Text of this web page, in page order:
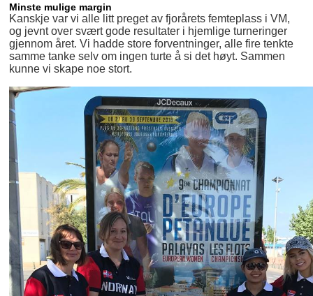
Minste mulige margin
Kanskje var vi alle litt preget av fjorårets femteplass i VM,
og jevnt over svært gode resultater i hjemlige turneringer
gjennom året. Vi hadde store forventninger, alle fire tenkte
samme tanke selv om ingen turte å si det høyt. Sammen
kunne vi skape noe stort.